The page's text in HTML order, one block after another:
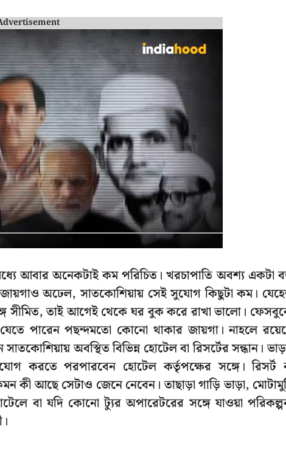
আবার অনেকটাই কম পরিচিত। খরচাপাতি অবশ্য একটা
অঢেল, সাতকোশিয়ায় সেই সুযোগ কিছুটা কম।
সীমিত, তাই আগেই থেকে ঘর বুক করে রাখা ভালো।
পারেন পছন্দমতো কোনো থাকার জায়গা। নাহলে
অবস্থিত বিভিন্ন হোটেল বা রিসর্টের সন্ধান।
করতে পরপারবেন হোটেল কর্তৃপক্ষের সঙ্গে। রিসর্ট
কী আছে সেটাও জেনে নেবেন। তাছাড়া গাড়ি ভাড়া,
বা যদি কোনো ট্যুর অপারেটরের সঙ্গে যাওয়া